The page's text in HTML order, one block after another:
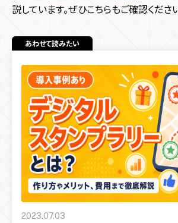
説しています。ぜひこちらもご確認くださ
あわせて読みたい
2023.07.03